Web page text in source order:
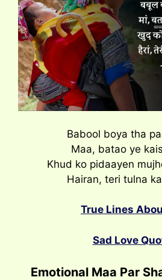
Babool boya tha
Maa, batao ye
Khud ko pidaayen
Hairan, teri tulna
True Lines
Sad Love
Emotional Maa Par